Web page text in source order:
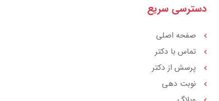
a
t
سریع
صفحه اصلی
تماس با دکتر
پرسش از دکتر
نوبت دهی